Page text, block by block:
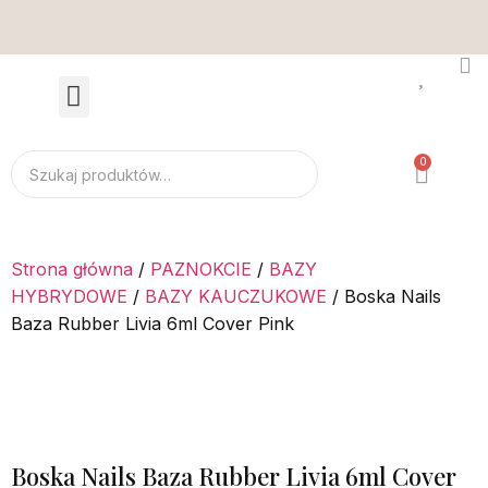
0
Strona główna / PAZNOKCIE / BAZY
HYBRYDOWE / BAZY KAUCZUKOWE / Boska Nails
Baza Rubber Livia 6ml Cover Pink
Boska Nails Baza Rubber Livia 6ml Cover